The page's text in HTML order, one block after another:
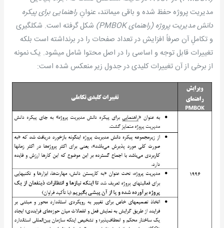
مدیریت پروژه حفظ شده و باقی می­مانند، عنوانِراهنمایی برای پیکره
دانش مدیریت پروژه (راهنمایPMBOK) شکل گرفته است. شکل­گیری
و تکاملِ آن صرفاً افزایش در تعداد صفحات را در برنداشته است بلکه
تغییرات قابل توجه و اساسی را در اصل محتوا شامل می­شود. یک نمونه
از برخی از آن تغییرات کلیدی در جدول زیر منعکس شده است: